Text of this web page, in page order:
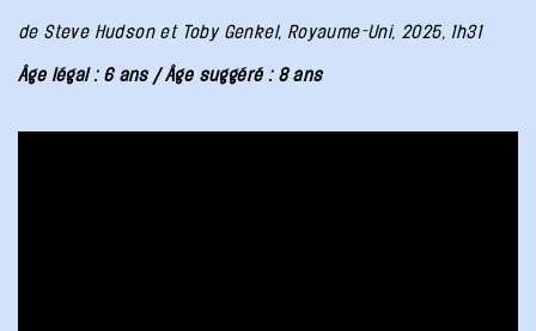
de Steve Hudson et Toby Genkel, Royaume-Uni, 2025, 1h31
Âge légal : 6 ans / Âge suggéré : 8 ans